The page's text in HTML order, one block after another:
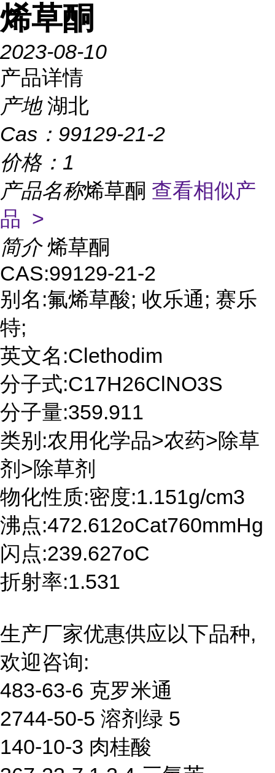
烯草酮
2023-08-10
产品详情
产地 湖北
Cas： 99129-21-2
价格： 1
产品名称烯草酮 查看相似产
品 >
简介 烯草酮
CAS:99129-21-2
别名:氟烯草酸; 收乐通; 赛乐
特;
英文名:Clethodim
分子式:C17H26ClNO3S
分子量:359.911
类别:农用化学品>农药>除草
剂>除草剂
物化性质:密度:1.151g/cm3
沸点:472.612oCat760mmHg
闪点:239.627oC
折射率:1.531
生产厂家优惠供应以下品种,
欢迎咨询:
483-63-6 克罗米通
2744-50-5 溶剂绿 5
140-10-3 肉桂酸